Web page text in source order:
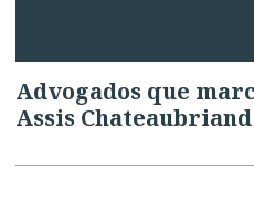
Advogados que
Assis Chateaubriand